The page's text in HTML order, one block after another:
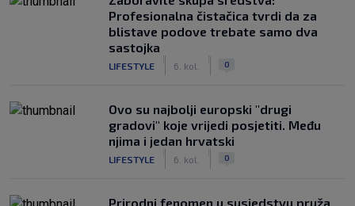
Profesionalna čistačica tvrdi da za
blistave podove trebate samo dva
sastojka
LIFESTYLE 6. kol. 0
Ovo su najbolji europski "drugi
gradovi" koje vrijedi posjetiti. Među
njima i jedan hrvatski
LIFESTYLE 6. kol. 0
Prirodni fenomen u susjedstvu pruža